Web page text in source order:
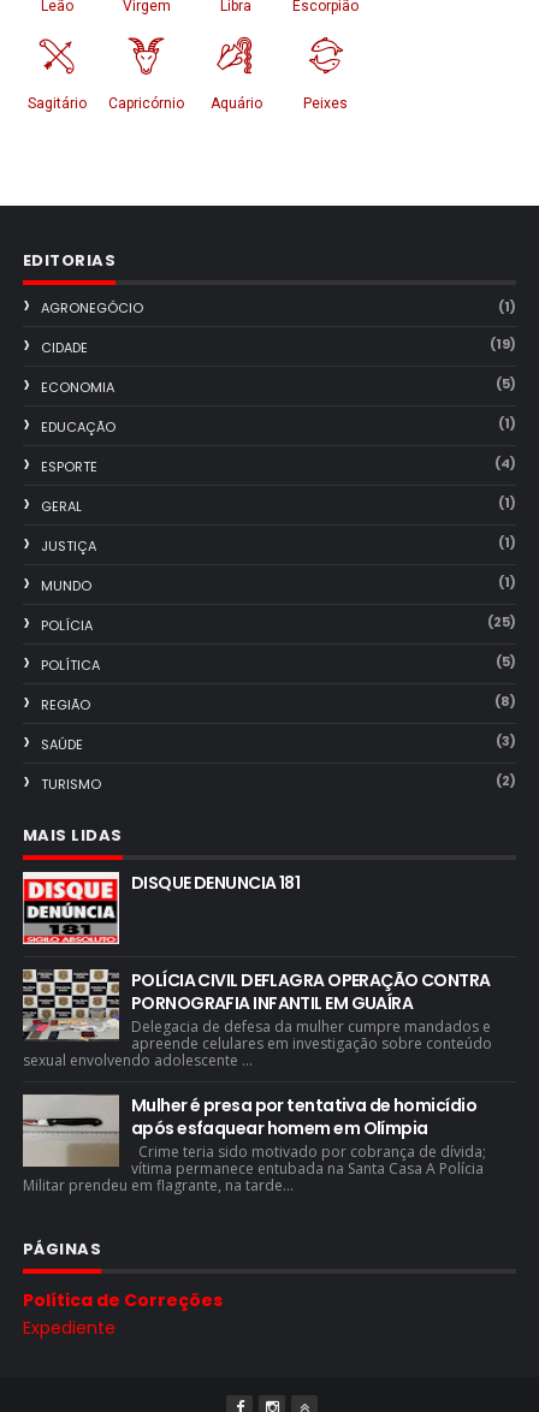
EDITORIAS
AGRONEGÓCIO (1)
CIDADE (19)
ECONOMIA (5)
EDUCAÇÃO (1)
ESPORTE (4)
GERAL (1)
JUSTIÇA (1)
MUNDO (1)
POLÍCIA (25)
POLÍTICA (5)
REGIÃO (8)
SAÚDE (3)
TURISMO (2)
MAIS LIDAS
DISQUE DENUNCIA 181
POLÍCIA CIVIL DEFLAGRA OPERAÇÃO CONTRA
PORNOGRAFIA INFANTIL EM GUAÍRA
Delegacia de defesa da mulher cumpre mandados e
apreende celulares em investigação sobre conteúdo
sexual envolvendo adolescente ...
Mulher é presa por tentativa de homicídio
após esfaquear homem em Olímpia
Crime teria sido motivado por cobrança de dívida;
vítima permanece entubada na Santa Casa A Polícia
Militar prendeu em flagrante, na tarde...
PÁGINAS
Política de Correções
Expediente